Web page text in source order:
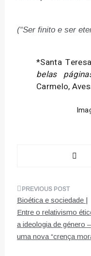
(“Ser finito e ser
*Santa
belas
Carmelo,
Navegação
de
artigos
Bioética e sociedade |
Entre o relativismo
a ideologia de género –
uma nova “crença